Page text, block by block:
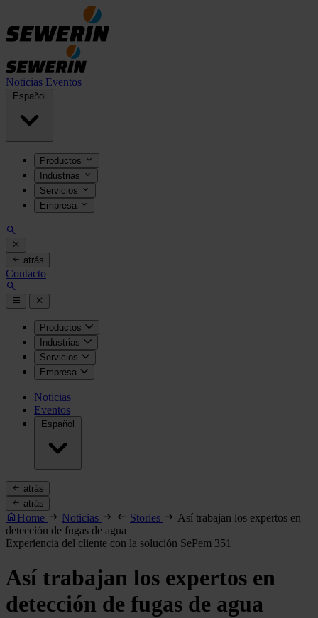
Noticias Eventos
Español
Productos
Industrias
Servicios
Empresa
atrás
Contacto
Productos
Industrias
Servicios
Empresa
Noticias
Eventos
Español
atrás
atrás
Home Noticias Stories
Así trabajan los expertos en
detección de fugas de agua
Experiencia del cliente con la solución SePem 351
Así trabajan los expertos en
detección de fugas de agua